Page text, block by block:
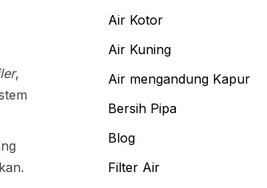
,
Air Kotor
Air Kuning
Air mengandung Kapur
Bersih Pipa
Blog
Filter Air